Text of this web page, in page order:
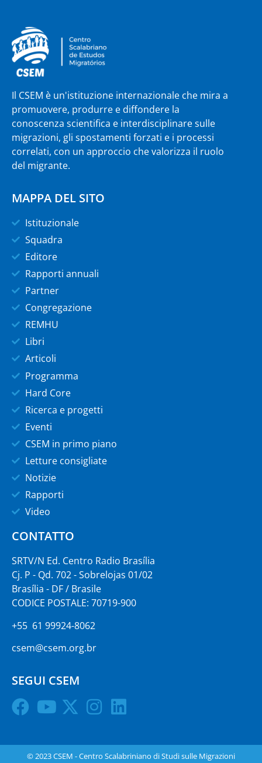
Il CSEM è un'istituzione internazionale che mira a
promuovere, produrre e diffondere la
conoscenza scientifica e interdisciplinare sulle
migrazioni, gli spostamenti forzati e i processi
correlati, con un approccio che valorizza il ruolo
del migrante.
MAPPA DEL SITO
Istituzionale
Squadra
Editore
Rapporti annuali
Partner
Congregazione
REMHU
Libri
Articoli
Programma
Hard Core
Ricerca e progetti
Eventi
CSEM in primo piano
Letture consigliate
Notizie
Rapporti
Video
CONTATTO
SRTV/N Ed. Centro Radio Brasília
Cj. P - Qd. 702 - Sobrelojas 01/02
Brasília - DF / Brasile
CODICE POSTALE: 70719-900
+55 61 99924-8062
csem@csem.org.br
SEGUI CSEM
© 2023 CSEM - Centro Scalabriniano di Studi sulle Migrazioni